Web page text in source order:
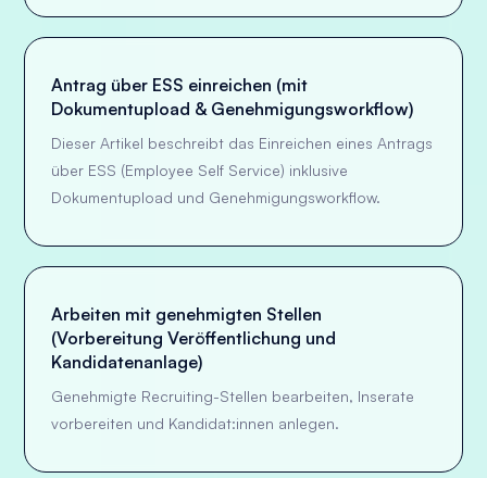
Antrag über ESS einreichen (mit
Dokumentupload & Genehmigungsworkflow)
Dieser Artikel beschreibt das Einreichen eines Antrags
über ESS (Employee Self Service) inklusive
Dokumentupload und Genehmigungsworkflow.
Arbeiten mit genehmigten Stellen
(Vorbereitung Veröffentlichung und
Kandidatenanlage)
Genehmigte Recruiting-Stellen bearbeiten, Inserate
vorbereiten und Kandidat:innen anlegen.